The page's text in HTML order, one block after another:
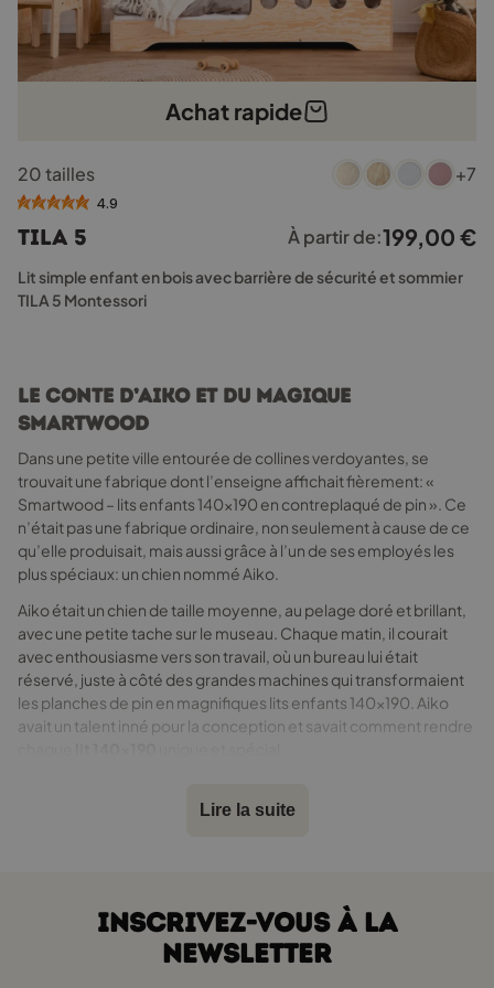
Achat rapide
produit
a
variations.
Les
options
sur
la
page
du
produit
20 tailles +7
4.9
TILA 5 À partir de:199,00 €
Lit simple enfant en bois avec barrière de sécurité et sommier
TILA 5 Montessori
Le conte d’Aiko et du magique
Smartwood
Dans une petite ville entourée de collines verdoyantes, se
trouvait une fabrique dont l’enseigne affichait fièrement: «
Smartwood – lits enfants 140x190 en contreplaqué de pin ». Ce
n’était pas une fabrique ordinaire, non seulement à cause de ce
qu’elle produisait, mais aussi grâce à l’un de ses employés les
plus spéciaux: un chien nommé Aiko.
Aiko était un chien de taille moyenne, au pelage doré et brillant,
avec une petite tache sur le museau. Chaque matin, il courait
avec enthousiasme vers son travail, où un bureau lui était
réservé, juste à côté des grandes machines qui transformaient
les planches de pin en magnifiques lits enfants 140x190. Aiko
avait un talent inné pour la conception et savait comment rendre
Aiko et les nouveaux défis
rassembla tous les employés pour discuter des nouveaux
Lire la suite
INSCRIVEZ-VOUS À LA
NEWSLETTER